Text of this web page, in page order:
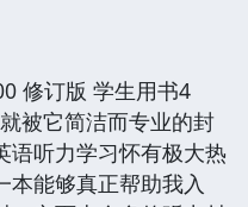
修订版 学生用书4
被它简洁而专业的封
语听力学习怀有极大热
本能够真正帮助我入